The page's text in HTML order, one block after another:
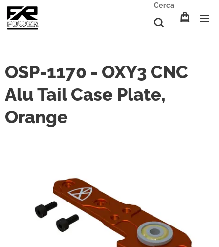
Cerca
OSP-1170 - OXY3 CNC
Alu Tail Case Plate,
Orange